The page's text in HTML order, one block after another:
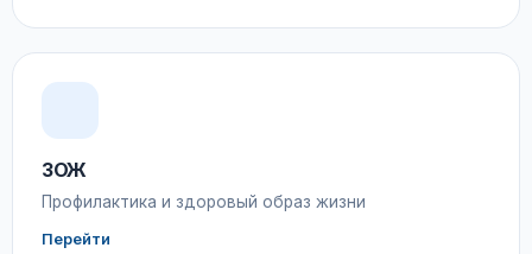
ЗОЖ
Профилактика и здоровый образ жизни
Перейти